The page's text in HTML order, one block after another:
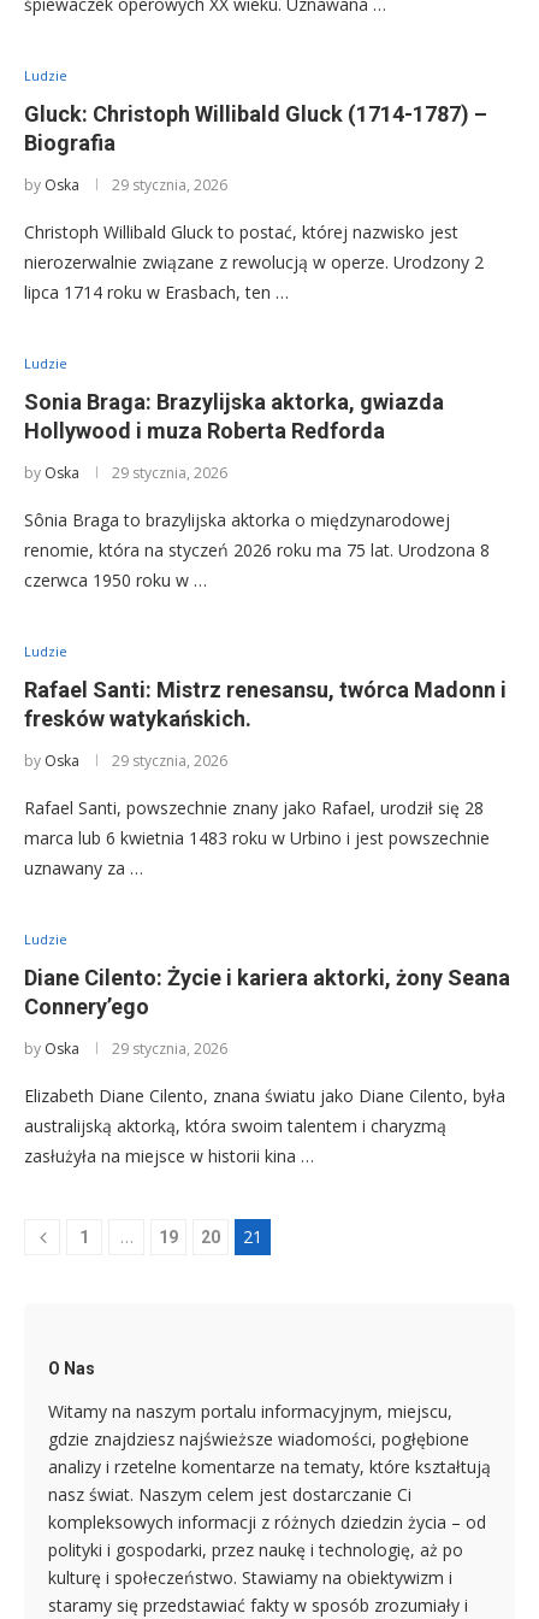
Ludzie
Gluck: Christoph Willibald Gluck (1714-1787) –
Biografia
by Oska 29 stycznia, 2026
Christoph Willibald Gluck to postać, której nazwisko jest
nierozerwalnie związane z rewolucją w operze. Urodzony 2
lipca 1714 roku w Erasbach, ten …
Ludzie
Sonia Braga: Brazylijska aktorka, gwiazda
Hollywood i muza Roberta Redforda
by Oska 29 stycznia, 2026
Sônia Braga to brazylijska aktorka o międzynarodowej
renomie, która na styczeń 2026 roku ma 75 lat. Urodzona 8
czerwca 1950 roku w …
Ludzie
Rafael Santi: Mistrz renesansu, twórca Madonn i
fresków watykańskich.
by Oska 29 stycznia, 2026
Rafael Santi, powszechnie znany jako Rafael, urodził się 28
marca lub 6 kwietnia 1483 roku w Urbino i jest powszechnie
uznawany za …
Ludzie
Diane Cilento: Życie i kariera aktorki, żony Seana
Connery’ego
by Oska 29 stycznia, 2026
Elizabeth Diane Cilento, znana światu jako Diane Cilento, była
australijską aktorką, która swoim talentem i charyzmą
zasłużyła na miejsce w historii kina …
1 … 19 20 21
O Nas
Witamy na naszym portalu informacyjnym, miejscu,
gdzie znajdziesz najświeższe wiadomości, pogłębione
analizy i rzetelne komentarze na tematy, które kształtują
nasz świat. Naszym celem jest dostarczanie Ci
kompleksowych informacji z różnych dziedzin życia – od
polityki i gospodarki, przez naukę i technologię, aż po
kulturę i społeczeństwo. Stawiamy na obiektywizm i
staramy się przedstawiać fakty w sposób zrozumiały i